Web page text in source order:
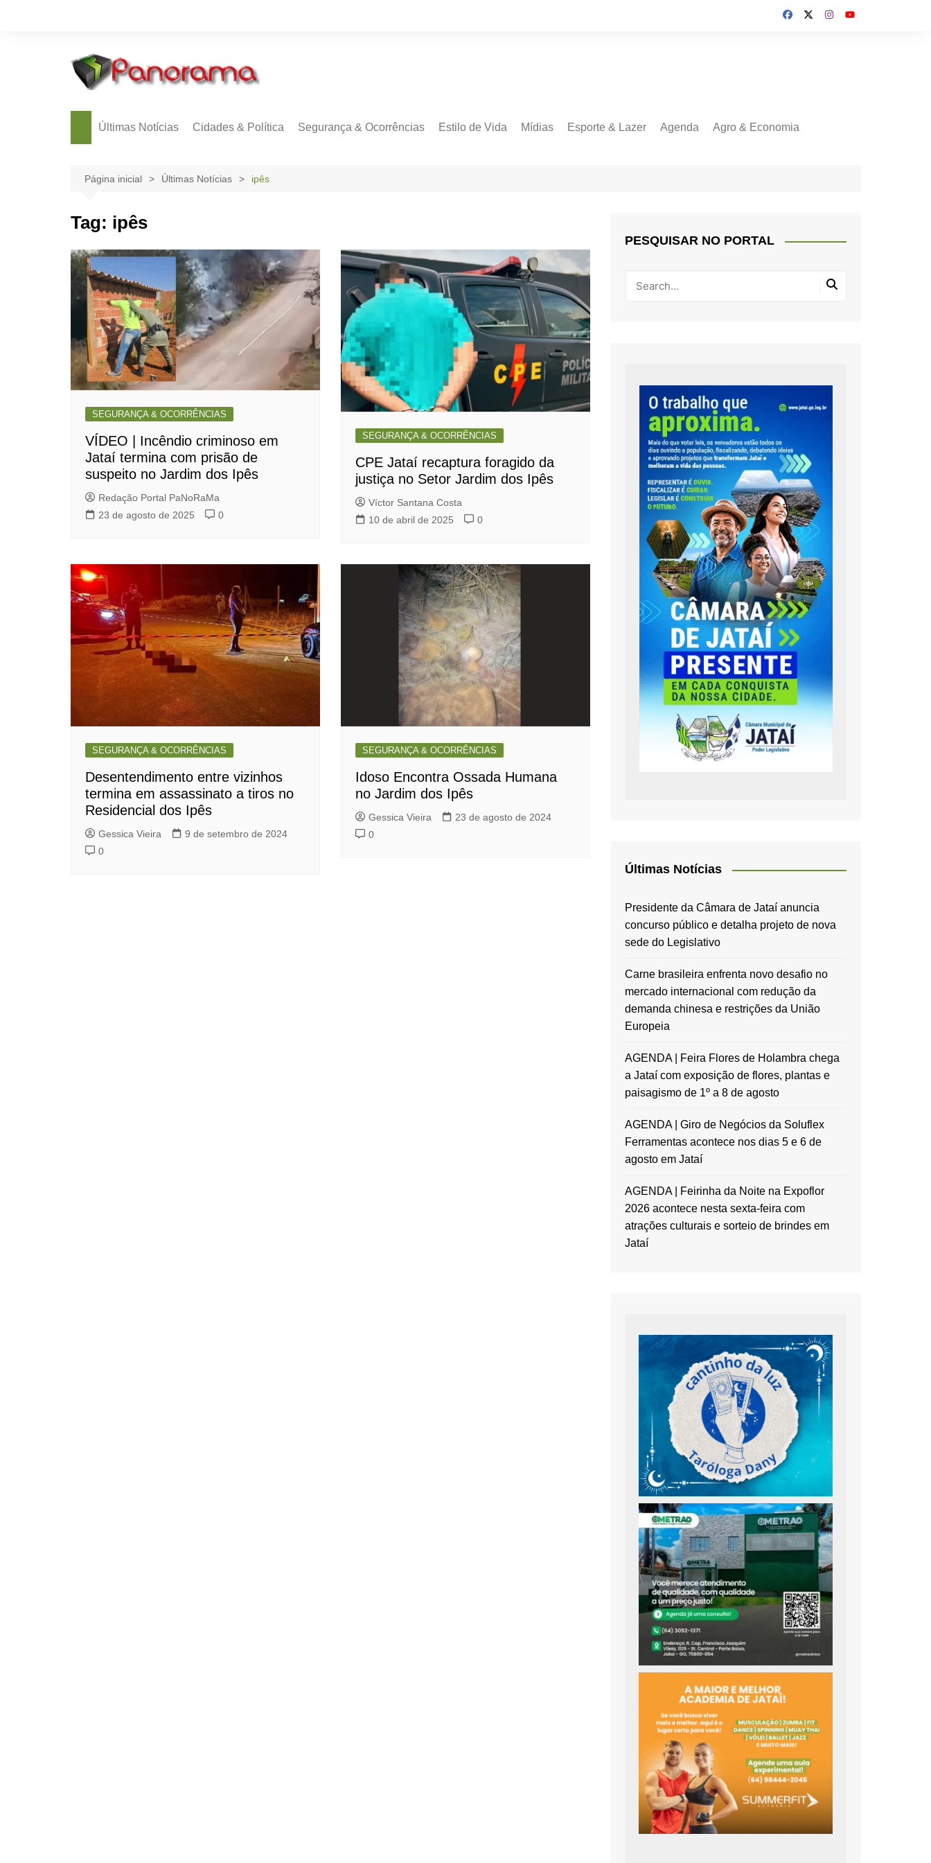
Últimas Notícias Cidades & Política Segurança & Ocorrências Estilo de Vida Mídias Esporte & Lazer Agenda Agro & Economia
Página inicial Últimas Notícias ipês
Tag: ipês
SEGURANÇA & OCORRÊNCIAS
VÍDEO | Incêndio criminoso em
Jataí termina com prisão de
suspeito no Jardim dos Ipês
Redação Portal PaNoRaMa
23 de agosto de 2025
0
SEGURANÇA & OCORRÊNCIAS
CPE Jataí recaptura foragido da
justiça no Setor Jardim dos Ipês
Víctor Santana Costa
10 de abril de 2025
0
SEGURANÇA & OCORRÊNCIAS
Desentendimento entre vizinhos
termina em assassinato a tiros no
Residencial dos Ipês
Gessica Vieira
9 de setembro de 2024
0
SEGURANÇA & OCORRÊNCIAS
Idoso Encontra Ossada Humana
no Jardim dos Ipês
Gessica Vieira
23 de agosto de 2024
0
PESQUISAR NO PORTAL
Últimas Notícias
Presidente da Câmara de Jataí anuncia
concurso público e detalha projeto de nova
sede do Legislativo
Carne brasileira enfrenta novo desafio no
mercado internacional com redução da
demanda chinesa e restrições da União
Europeia
AGENDA | Feira Flores de Holambra chega
a Jataí com exposição de flores, plantas e
paisagismo de 1º a 8 de agosto
AGENDA | Giro de Negócios da Soluflex
Ferramentas acontece nos dias 5 e 6 de
agosto em Jataí
AGENDA | Feirinha da Noite na Expoflor
2026 acontece nesta sexta-feira com
atrações culturais e sorteio de brindes em
Jataí